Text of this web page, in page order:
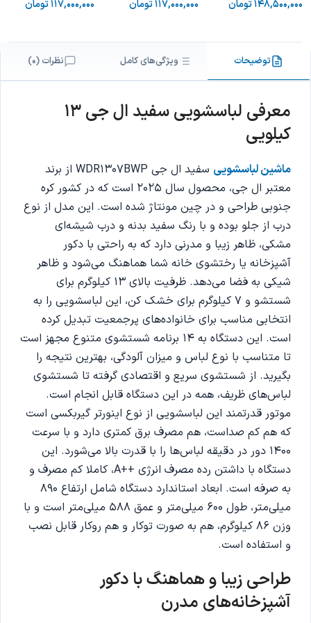
148,500,000تومان
117,000,000تومان
117,000,000تومان
توضیحات ویژگی‌های کامل نظرات (0)
معرفی لباسشویی سفید ال جی 13
کیلویی
ماشین لباسشویی
سفید ال جی WDR1307BWP از برند
معتبر ال جی، محصول سال ۲۰۲۵ است که در کشور کره
جنوبی طراحی و در چین مونتاژ شده است. این مدل از نوع
درب از جلو بوده و با رنگ سفید بدنه و درب شیشه‌ای
مشکی، ظاهر زیبا و مدرنی دارد که به راحتی با دکور
آشپزخانه یا رختشوی‌ خانه شما هماهنگ می‌شود و ظاهر
شیکی به فضا می‌دهد. ظرفیت بالای ۱۳ کیلوگرم برای
شستشو و ۷ کیلوگرم برای خشک‌ کن، این لباسشویی را به
انتخابی مناسب برای خانواده‌های پرجمعیت تبدیل کرده
است. این دستگاه به ۱۴ برنامه شستشوی متنوع مجهز است
تا متناسب با نوع لباس و میزان آلودگی، بهترین نتیجه را
بگیرید. از شستشوی سریع و اقتصادی گرفته تا شستشوی
لباس‌های ظریف، همه در این دستگاه قابل انجام است.
موتور قدرتمند این لباسشویی از نوع اینورتر گیربکسی است
که هم کم‌ صداست، هم مصرف برق کمتری دارد و با سرعت
۱۴۰۰ دور در دقیقه لباس‌ها را با قدرت بالا می‌شورد. این
دستگاه با داشتن رده مصرف انرژی ++A، کاملا کم مصرف و
به‌ صرفه است. ابعاد استاندارد دستگاه شامل ارتفاع ۸۹۰
میلی‌متر، طول ۶۰۰ میلی‌متر و عمق ۵۸۸ میلی‌متر است و با
وزن ۸۶ کیلوگرم، هم به صورت توکار و هم روکار قابل نصب
و استفاده است.
طراحی زیبا و هماهنگ با دکور
آشپزخانه‌های مدرن